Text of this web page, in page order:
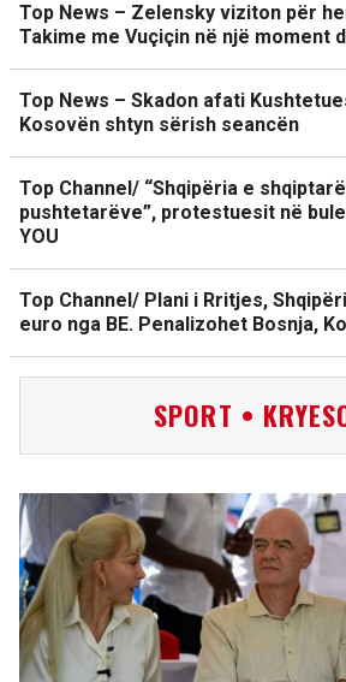
Top News – Zelensky viziton për
Takime me Vuçiçin në një moment
Top News – Skadon afati
Kosovën shtyn sërish seancën
Top Channel/ “Shqipëria e
pushtetarëve”, protestuesit në
YOU
Top Channel/ Plani i Rritjes,
euro nga BE. Penalizohet Bosnja,
SPORT •